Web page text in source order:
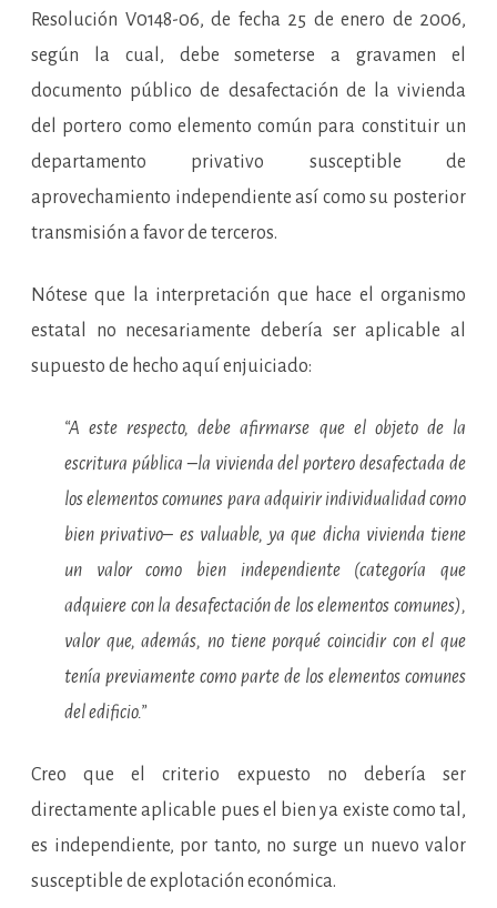
Resolución V0148-06, de fecha 25 de enero de 2006,
según la cual, debe someterse a gravamen el
documento público de desafectación de la vivienda
del portero como elemento común para constituir un
departamento privativo susceptible de
aprovechamiento independiente así como su posterior
transmisión a favor de terceros.
Nótese que la interpretación que hace el organismo
estatal no necesariamente debería ser aplicable al
supuesto de hecho aquí enjuiciado:
“A este respecto, debe afirmarse que el objeto de la
escritura pública –la vivienda del portero desafectada de
los elementos comunes para adquirir individualidad como
bien privativo– es valuable, ya que dicha vivienda tiene
un valor como bien independiente (categoría que
adquiere con la desafectación de los elementos comunes),
valor que, además, no tiene porqué coincidir con el que
tenía previamente como parte de los elementos comunes
del edificio.”
Creo que el criterio expuesto no debería ser
directamente aplicable pues el bien ya existe como tal,
es independiente, por tanto, no surge un nuevo valor
susceptible de explotación económica.